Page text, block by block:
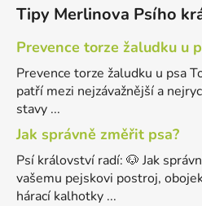
Tipy Merlinova Psího
Prevence torze žaludku u
Prevence torze žaludku u psa
patří mezi nejzávažnější a
stavy ...
Jak správně změřit psa?
Psí království radí: 🐶 Jak
vašemu pejskovi postroj,
hárací kalhotky ...